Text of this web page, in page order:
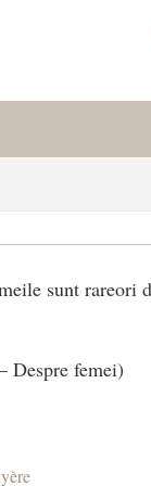
sunt rareori
Despre femei)